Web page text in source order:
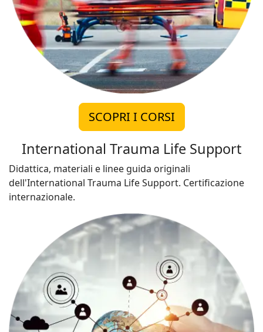
SCOPRI I CORSI
International Trauma Life Support
Didattica, materiali e linee guida originali
dell'International Trauma Life Support. Certificazione
internazionale.